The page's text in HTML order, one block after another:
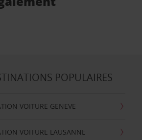
POPULAIRES
VOITURE GENEVE
VOITURE LAUSANNE